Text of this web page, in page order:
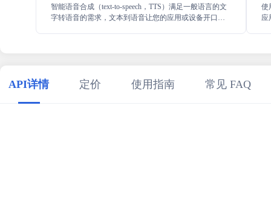
智能语音合成（text-to-speech，TTS）满足一般语言的文
字转语音的需求，文本到语音让您的应用或设备开口说
使
应
API详情 定价 使用指南 常见 FAQ